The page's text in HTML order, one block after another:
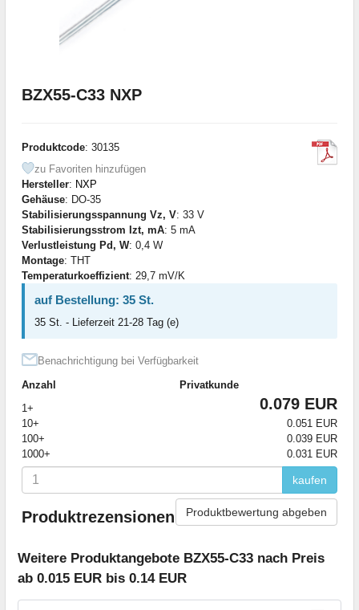
BZX55-C33 NXP
Produktcode: 30135
zu Favoriten hinzufügen
Hersteller: NXP
Gehäuse: DO-35
Stabilisierungsspannung Vz, V: 33 V
Stabilisierungsstrom Izt, mA: 5 mA
Verlustleistung Pd, W: 0,4 W
Montage: THT
Temperaturkoeffizient: 29,7 mV/K
auf Bestellung: 35 St.
35 St. - Lieferzeit 21-28 Tag (e)
Benachrichtigung bei Verfügbarkeit
Anzahl
Privatkunde
1+
0.079 EUR
10+
0.051 EUR
100+
0.039 EUR
1000+
0.031 EUR
kaufen
Produktrezensionen Produktbewertung abgeben
Weitere Produktangebote BZX55-C33 nach Preis
ab 0.015 EUR bis 0.14 EUR